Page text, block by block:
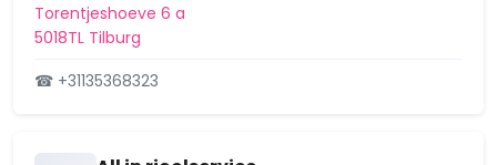
Dalem Zuid
De Blaak
Torentjeshoeve 6 a
5018TL Tilburg
☎ +31135368323